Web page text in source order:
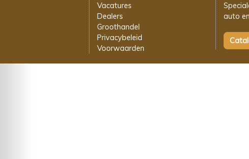
Vacatures
Dealers
Groothandel
Privacybeleid
Voorwaarden
auto